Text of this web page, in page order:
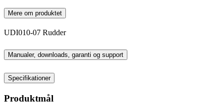
Mere om produktet
UDI010-07 Rudder
Manualer, downloads, garanti og support
Specifikationer
Produktmål